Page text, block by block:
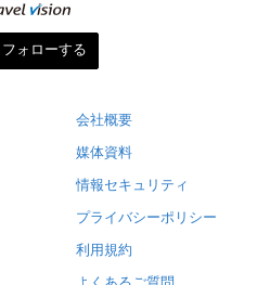
フォローする
会社概要
媒体資料
情報セキュリティ
プライバシーポリシー
利用規約